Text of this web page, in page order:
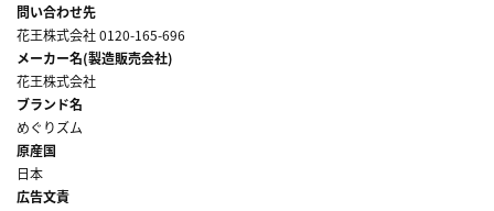
問い合わせ先
花王株式会社 0120-165-696
メーカー名(製造販売会社)
花王株式会社
ブランド名
めぐりズム
原産国
日本
広告文責